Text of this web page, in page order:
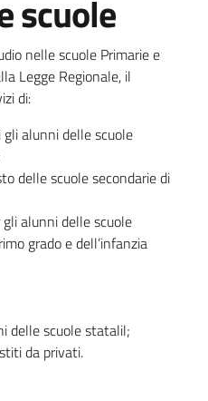
scuole
nelle scuole Primarie e
Legge Regionale, il
di:
alunni delle scuole
delle scuole secondarie di
alunni delle scuole
grado e dell’infanzia
delle scuole statalil;
da privati.